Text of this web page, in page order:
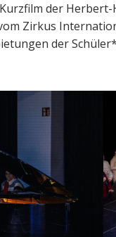
der Herbert-
Zirkus
der